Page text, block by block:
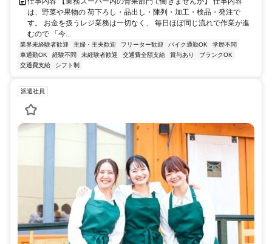
は、野菜や果物の 荷下ろし・品出し・陳列・加工・検品・発注で
す。 お金を扱うレジ業務は一切なく、 毎日ほぼ同じ流れで作業が進
むので 「今...
業界未経験者歓迎 主婦・主夫歓迎 フリーター歓迎 バイク通勤OK
学歴不問
車通勤OK
経験不問 未経験者歓迎 交通費全額支給 賞与あり
ブランクOK
交通費支給
シフト制
派遣社員